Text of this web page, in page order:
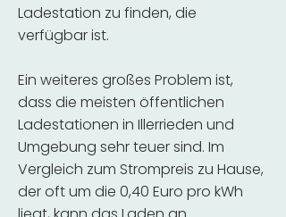
Ladestation zu finden, die
verfügbar ist.
Ein weiteres großes Problem ist,
dass die meisten öffentlichen
Ladestationen in Illerrieden und
Umgebung sehr teuer sind. Im
Vergleich zum Strompreis zu Hause,
der oft um die 0,40 Euro pro kWh